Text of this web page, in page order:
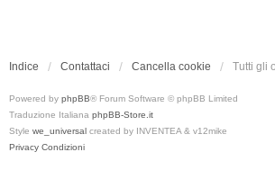
Indice Contattaci Cancella cookie Tutti gli
Powered by phpBB® Forum Software © phpBB Limited
Traduzione Italiana phpBB-Store.it
Style we_universal created by INVENTEA & v12mike
Privacy Condizioni